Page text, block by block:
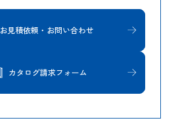
お見積依頼・お問い合わせ
カタログ請求フォーム